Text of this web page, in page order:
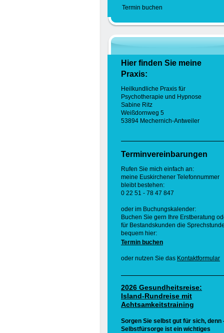
Termin buchen
Hier finden Sie meine
Praxis:
Heilkundliche Praxis für
Psychotherapie und Hypnose
Sabine Ritz
Weißdornweg 5
53894 Mechernich-Antweiler
Terminvereinbarungen
Rufen Sie mich einfach an:
meine Euskirchener Telefonnummer
bleibt bestehen:
0 22 51 - 78 47 847
oder im Buchungskalender:
Buchen Sie gern Ihre Erstberatung
für Bestandskunden die
bequem hier:
Termin buchen
oder nutzen Sie das Kontaktformular
2026 Gesundheitsreise:
Island-Rundreise mit
Achtsamkeitstraining
Sorgen Sie selbst gut für sich, denn
Selbstfürsorge ist ein wichtiges